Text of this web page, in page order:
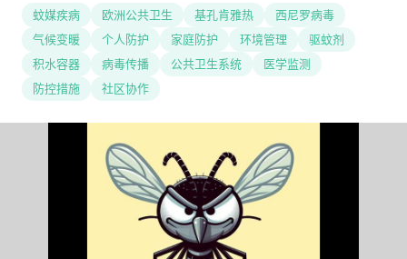
蚊媒疾病 欧洲公共卫生 基孔肯雅热
西尼罗病毒
气候变暖
个人防护 家庭防护 环境管理
驱蚊剂
积水容器
病毒传播 公共卫生系统
医学监测
防控措施
社区协作